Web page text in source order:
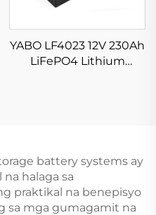
YABO LF4023 12V 230Ah
LiFePO4 Lithium
battery systems ay
halaga sa
praktikal na benepisyo
sa mga gumagamit na